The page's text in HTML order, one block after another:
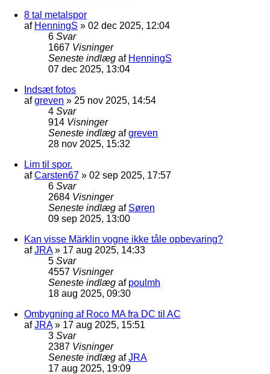
8 tal metalspor
af HenningS » 02 dec 2025, 12:04
6 Svar
1667 Visninger
Seneste indlæg af HenningS
07 dec 2025, 13:04
Indsæt fotos
afgreven » 25 nov 2025, 14:54
4 Svar
914 Visninger
Seneste indlæg afgreven
28 nov 2025, 15:32
Lim til spor.
afCarsten67 » 02 sep 2025, 17:57
6 Svar
2684 Visninger
Seneste indlæg af Søren
09 sep 2025, 13:00
Kan visse Märklin vogne ikke tåle opbevaring?
afJRA» 17 aug 2025, 14:33
5 Svar
4557 Visninger
Seneste indlæg af poulmh
18 aug 2025, 09:30
Ombygning af Roco MA fra DC til AC
afJRA» 17 aug 2025, 15:51
3 Svar
2387 Visninger
Seneste indlæg afJRA
17 aug 2025, 19:09